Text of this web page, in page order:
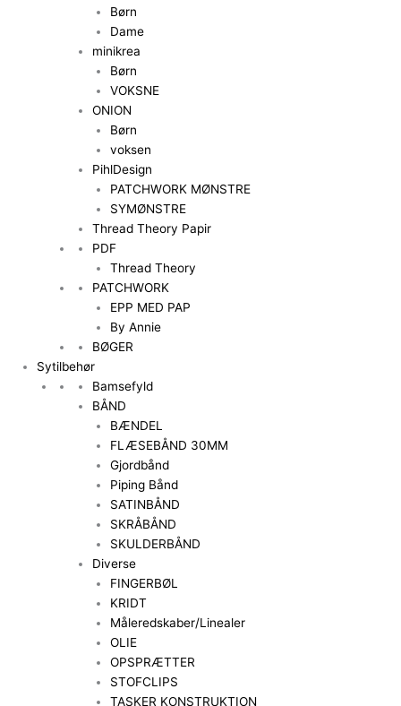
Børn
Dame
minikrea
Børn
VOKSNE
ONION
Børn
voksen
PihlDesign
PATCHWORK MØNSTRE
SYMØNSTRE
Thread Theory Papir
PDF
Thread Theory
PATCHWORK
EPP MED PAP
By Annie
BØGER
Sytilbehør
Bamsefyld
BÅND
BÆNDEL
FLÆSEBÅND 30MM
Gjordbånd
Piping Bånd
SATINBÅND
SKRÅBÅND
SKULDERBÅND
Diverse
FINGERBØL
KRIDT
Måleredskaber/Linealer
OLIE
OPSPRÆTTER
STOFCLIPS
TASKER KONSTRUKTION